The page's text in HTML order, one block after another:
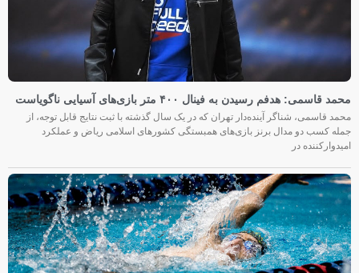
محمد قاسمی: هدفم رسیدن به فینال ۴۰۰ متر بازی‌های آسیایی ناگویاست
محمد قاسمی، شناگر آینده‌دار تهران که در یک سال گذشته با ثبت نتایج قابل توجه، از
جمله کسب دو مدال برنز بازی‌های همبستگی کشورهای اسلامی ریاض و عملکرد
امیدوارکننده در